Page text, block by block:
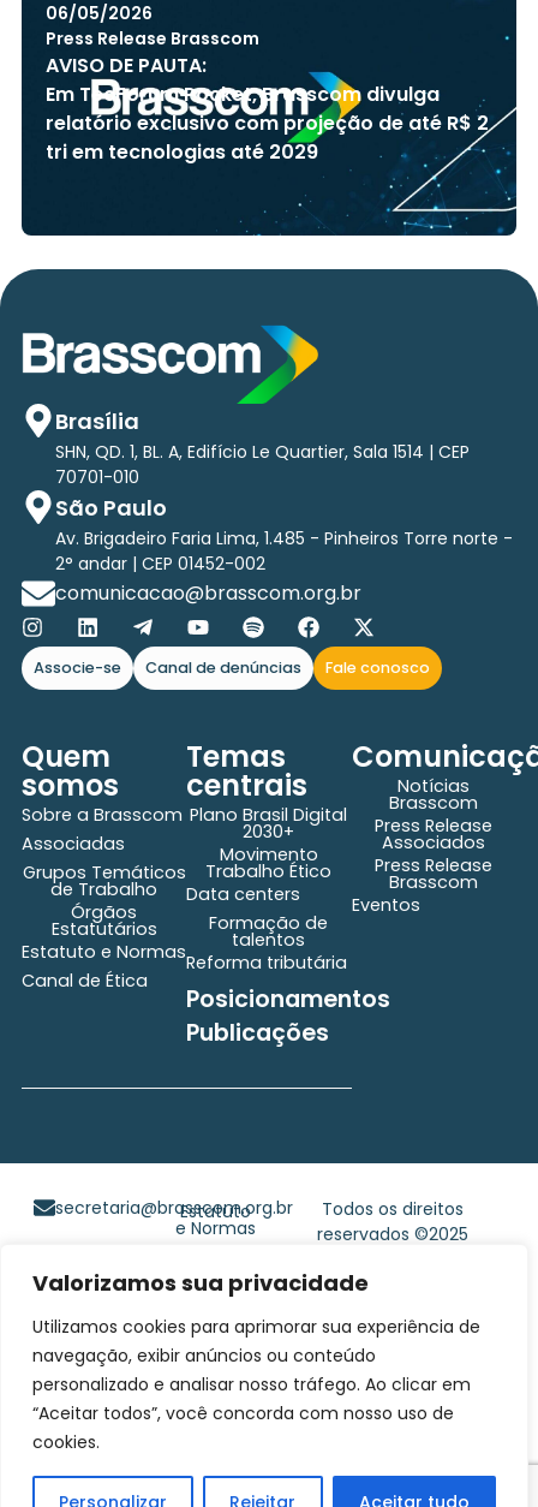
Valorizamos sua privacidade
Utilizamos cookies para aprimorar sua experiência de
navegação, exibir anúncios ou conteúdo
personalizado e analisar nosso tráfego. Ao clicar em
“Aceitar todos”, você concorda com nosso uso de
cookies.
Personalizar Rejeitar Aceitar tudo
06/05/2026
Press Release Brasscom
AVISO DE PAUTA:
Em TecForum Pocket, Brasscom divulga
relatório exclusivo com projeção de até R$ 2
tri em tecnologias até 2029
Brasília
SHN, QD. 1, BL. A, Edifício Le Quartier, Sala 1514 | CEP
70701-010
São Paulo
Av. Brigadeiro Faria Lima, 1.485 - Pinheiros Torre norte -
2° andar | CEP 01452-002
comunicacao@brasscom.org.br
Associe-se Canal de denúncias Fale conosco
Quem
somos
Sobre a Brasscom
Associadas
Grupos Temáticos
de Trabalho
Órgãos
Estatutários
Estatuto e Normas
Canal de Ética
Temas
centrais
Plano Brasil Digital
2030+
Movimento
Trabalho Ético
Data centers
Formação de
talentos
Reforma tributária
Posicionamentos
Publicações
Notícias
Brasscom
Press Release
Associados
Press Release
Brasscom
Eventos
Todos os direitos
reservados ©2025
Orgulhosamente
Digital
secretaria@brasscom.org.br
Estatuto
e Normas